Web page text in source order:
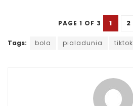
PAGE 1 OF 3 1 2
Tags: bola pialadunia tiktok